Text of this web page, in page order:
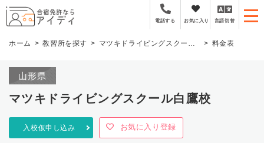
全国厳選の合宿免許プ
電話する お気に入り 言語切替
ホーム 教習所を探す マツキドライビングスクール白鷹校 料金表
山形県
マツキドライビングスクール白鷹校
入校仮申し込み お気に入り登録